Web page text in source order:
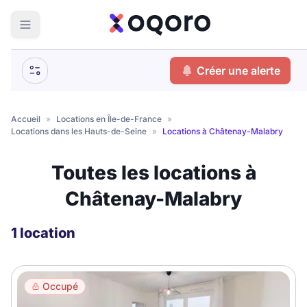
Votre
Que recherchez-vous ?
Logement entier
Colocation Coliving
Résidence étudiante
Meublé ?
recherche
Créer une alerte
Accueil » Locations en Île-de-France »
Locations dans les Hauts-de-Seine » Locations à Châtenay-Malabry
Toutes les locations à
Châtenay-Malabry
1 location
Occupé